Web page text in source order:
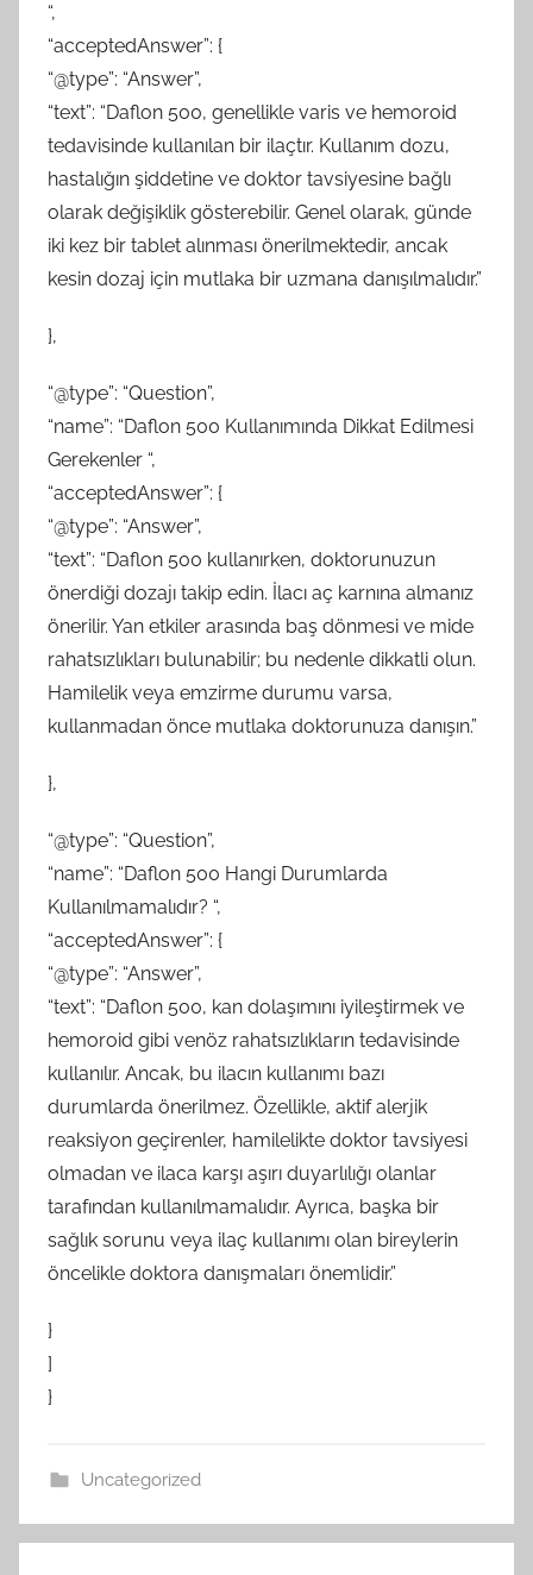
“,
“acceptedAnswer”: {
“@type”: “Answer”,
“text”: “Daflon 500, genellikle varis ve hemoroid
tedavisinde kullanılan bir ilaçtır. Kullanım dozu,
hastalığın şiddetine ve doktor tavsiyesine bağlı
olarak değişiklik gösterebilir. Genel olarak, günde
iki kez bir tablet alınması önerilmektedir, ancak
kesin dozaj için mutlaka bir uzmana danışılmalıdır.”
},
“@type”: “Question”,
“name”: “Daflon 500 Kullanımında Dikkat Edilmesi
Gerekenler “,
“acceptedAnswer”: {
“@type”: “Answer”,
“text”: “Daflon 500 kullanırken, doktorunuzun
önerdiği dozajı takip edin. İlacı aç karnına almanız
önerilir. Yan etkiler arasında baş dönmesi ve mide
rahatsızlıkları bulunabilir; bu nedenle dikkatli olun.
Hamilelik veya emzirme durumu varsa,
kullanmadan önce mutlaka doktorunuza danışın.”
},
“@type”: “Question”,
“name”: “Daflon 500 Hangi Durumlarda
Kullanılmamalıdır? “,
“acceptedAnswer”: {
“@type”: “Answer”,
“text”: “Daflon 500, kan dolaşımını iyileştirmek ve
hemoroid gibi venöz rahatsızlıkların tedavisinde
kullanılır. Ancak, bu ilacın kullanımı bazı
durumlarda önerilmez. Özellikle, aktif alerjik
reaksiyon geçirenler, hamilelikte doktor tavsiyesi
olmadan ve ilaca karşı aşırı duyarlılığı olanlar
tarafından kullanılmamalıdır. Ayrıca, başka bir
sağlık sorunu veya ilaç kullanımı olan bireylerin
öncelikle doktora danışmaları önemlidir.”
}
]
}
Uncategorized